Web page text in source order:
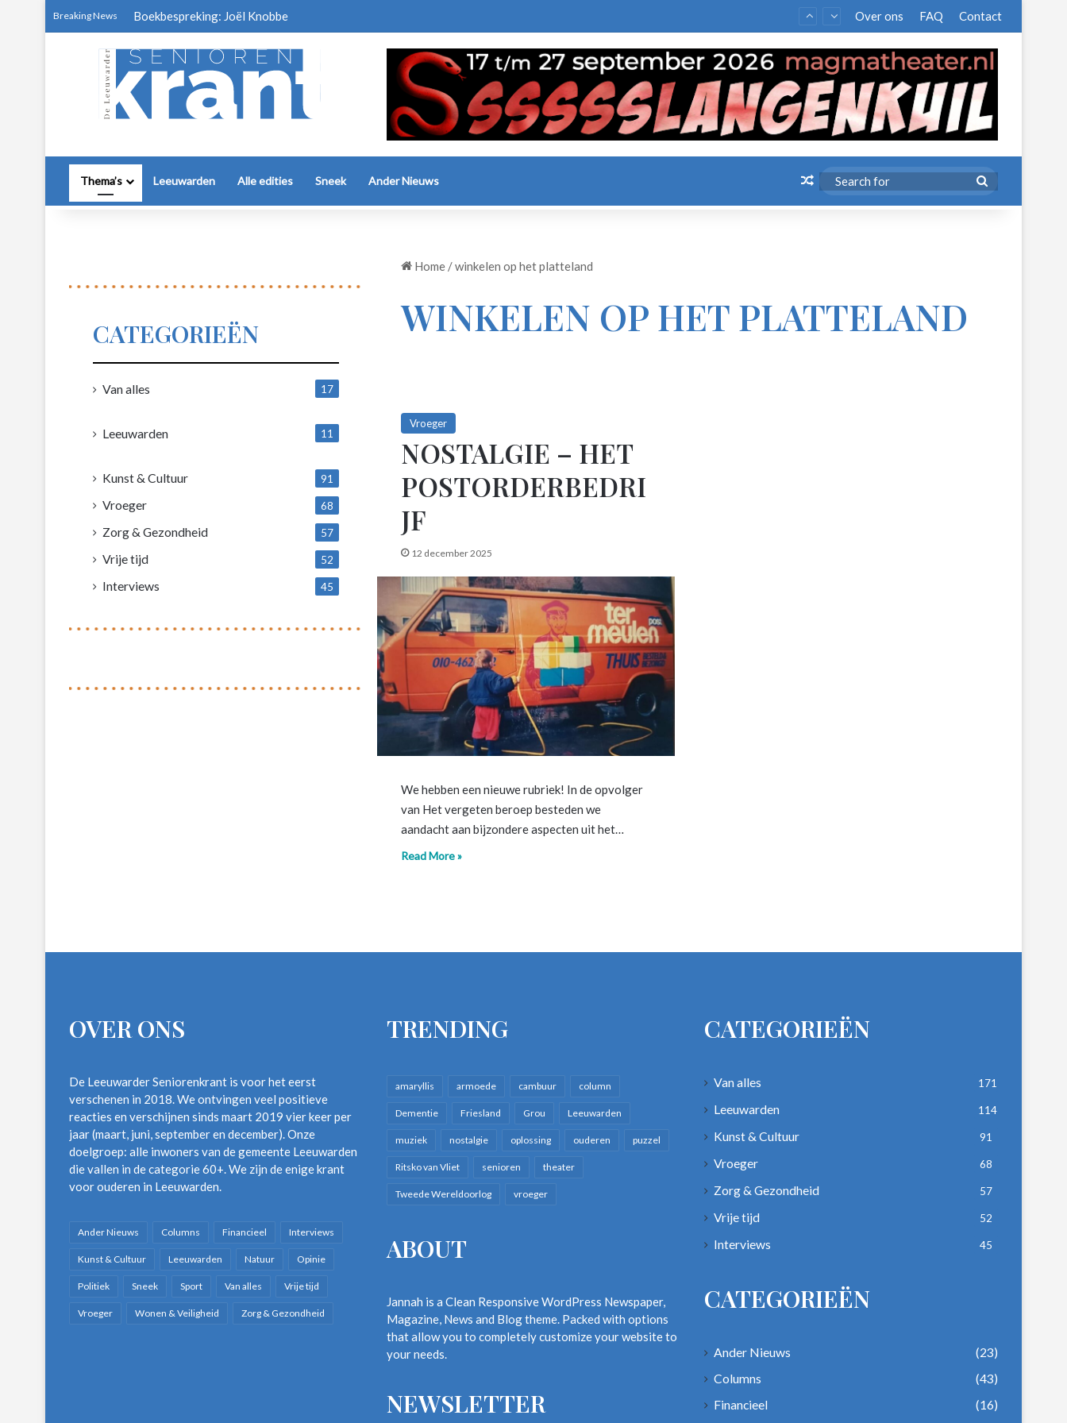
Breaking News Boekbespreking: Joël Knobbe Over ons FAQ Contact
Thema’s Leeuwarden Alle edities Sneek Ander Nieuws Random Article
for
Home /winkelen op het platteland
WINKELEN OP HET PLATTELAND
Vroeger
NOSTALGIE – HET
POSTORDERBEDRI
JF
12 december 2025
We hebben een nieuwe rubriek! In de opvolger
van Het vergeten beroep besteden we
aandacht aan bijzondere aspecten uit het…
Read More »
CATEGORIEËN
Van alles
17
Leeuwarden
11
Kunst & Cultuur 91
Vroeger 68
Zorg & Gezondheid 57
Vrije tijd 52
Interviews 45
OVER ONS
De Leeuwarder Seniorenkrant is voor het eerst
verschenen in 2018. We ontvingen veel positieve
reacties en verschijnen sinds maart 2019 vier keer per
jaar (maart, juni, september en december). Onze
doelgroep: alle inwoners van de gemeente Leeuwarden
die vallen in de categorie 60+. We zijn de enige krant
voor ouderen in Leeuwarden.
Ander Nieuws Columns Financieel Interviews
Kunst & Cultuur Leeuwarden Natuur Opinie
Politiek Sneek Sport Van alles Vrije tijd
Vroeger Wonen & Veiligheid Zorg & Gezondheid
TRENDING
amaryllis armoede cambuur column
Dementie Friesland Grou Leeuwarden
muziek nostalgie oplossing ouderen puzzel
Ritsko van Vliet senioren theater
Tweede Wereldoorlog vroeger
ABOUT
Jannah is a Clean Responsive WordPress Newspaper,
Magazine, News and Blog theme. Packed with options
that allow you to completely customize your website to
your needs.
NEWSLETTER
CATEGORIEËN
Van alles 171
Leeuwarden 114
Kunst & Cultuur 91
Vroeger 68
Zorg & Gezondheid 57
Vrije tijd 52
Interviews 45
CATEGORIEËN
Ander Nieuws
(23)
Columns
(43)
Financieel
(16)